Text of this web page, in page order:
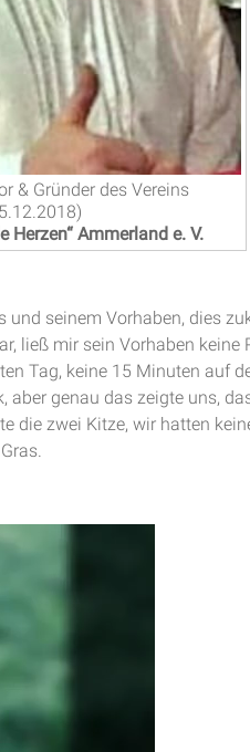
& Gründer des Vereins
Herzen“ Ammerland e. V.
seinem Vorhaben, dies
ließ mir sein Vorhaben keine
Tag, keine 15 Minuten auf
aber genau das zeigte uns,
die zwei Kitze, wir hatten